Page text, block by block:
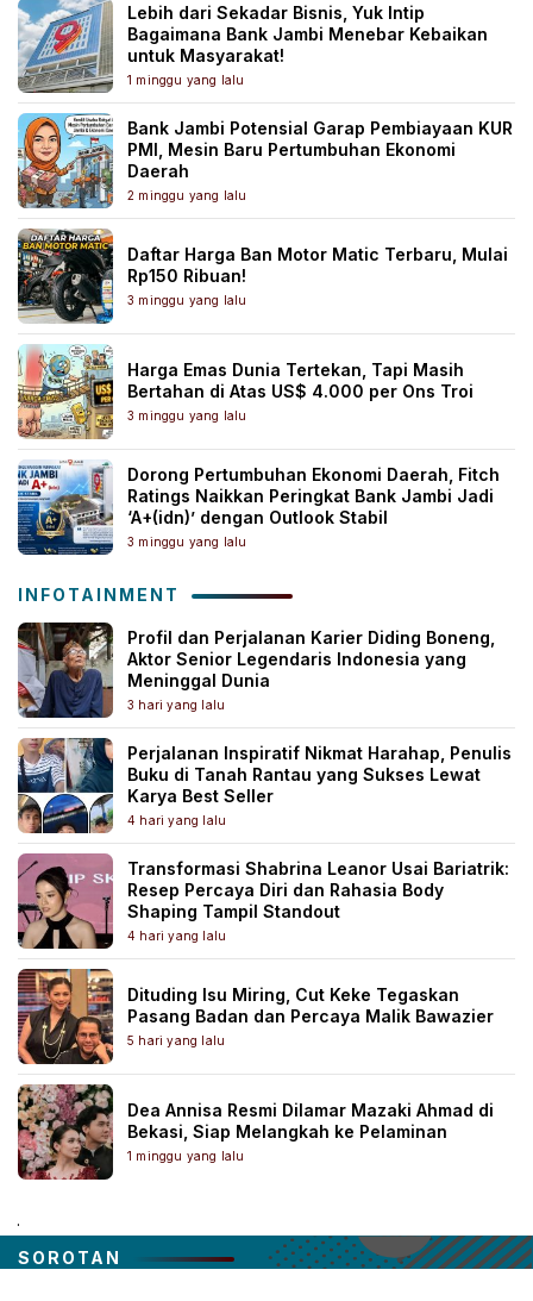
Lebih dari Sekadar Bisnis, Yuk Intip
Bagaimana Bank Jambi Menebar Kebaikan
untuk Masyarakat!
1 minggu yang lalu
Bank Jambi Potensial Garap Pembiayaan KUR
PMI, Mesin Baru Pertumbuhan Ekonomi
Daerah
2 minggu yang lalu
Daftar Harga Ban Motor Matic Terbaru, Mulai
Rp150 Ribuan!
3 minggu yang lalu
Harga Emas Dunia Tertekan, Tapi Masih
Bertahan di Atas US$ 4.000 per Ons Troi
3 minggu yang lalu
Dorong Pertumbuhan Ekonomi Daerah, Fitch
Ratings Naikkan Peringkat Bank Jambi Jadi
‘A+(idn)’ dengan Outlook Stabil
3 minggu yang lalu
INFOTAINMENT
Profil dan Perjalanan Karier Diding Boneng,
Aktor Senior Legendaris Indonesia yang
Meninggal Dunia
3 hari yang lalu
Perjalanan Inspiratif Nikmat Harahap, Penulis
Buku di Tanah Rantau yang Sukses Lewat
Karya Best Seller
4 hari yang lalu
Transformasi Shabrina Leanor Usai Bariatrik:
Resep Percaya Diri dan Rahasia Body
Shaping Tampil Standout
4 hari yang lalu
Dituding Isu Miring, Cut Keke Tegaskan
Pasang Badan dan Percaya Malik Bawazier
5 hari yang lalu
Dea Annisa Resmi Dilamar Mazaki Ahmad di
Bekasi, Siap Melangkah ke Pelaminan
1 minggu yang lalu
.
SOROTAN